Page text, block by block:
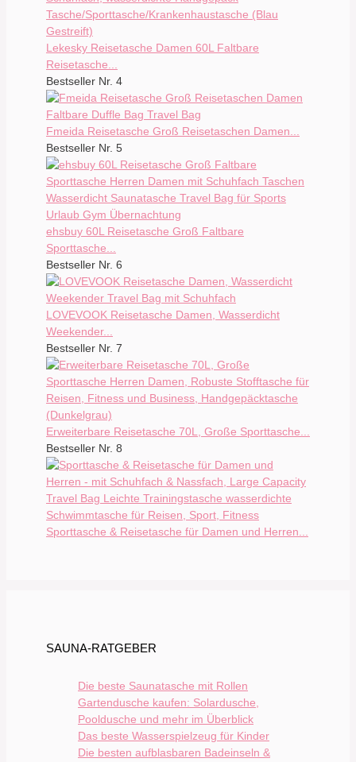
Lekesky Reisetasche Damen 60L Faltbare
Reisetasche...
Bestseller Nr. 4
Fmeida Reisetasche Groß Reisetaschen Damen...
Bestseller Nr. 5
ehsbuy 60L Reisetasche Groß Faltbare
Sporttasche...
Bestseller Nr. 6
LOVEVOOK Reisetasche Damen, Wasserdicht
Weekender...
Bestseller Nr. 7
Erweiterbare Reisetasche 70L, Große Sporttasche...
Bestseller Nr. 8
Sporttasche & Reisetasche für Damen und Herren...
SAUNA-RATGEBER
Die beste Saunatasche mit Rollen
Gartendusche kaufen: Solardusche,
Pooldusche und mehr im Überblick
Das beste Wasserspielzeug für Kinder
Die besten aufblasbaren Badeinseln &